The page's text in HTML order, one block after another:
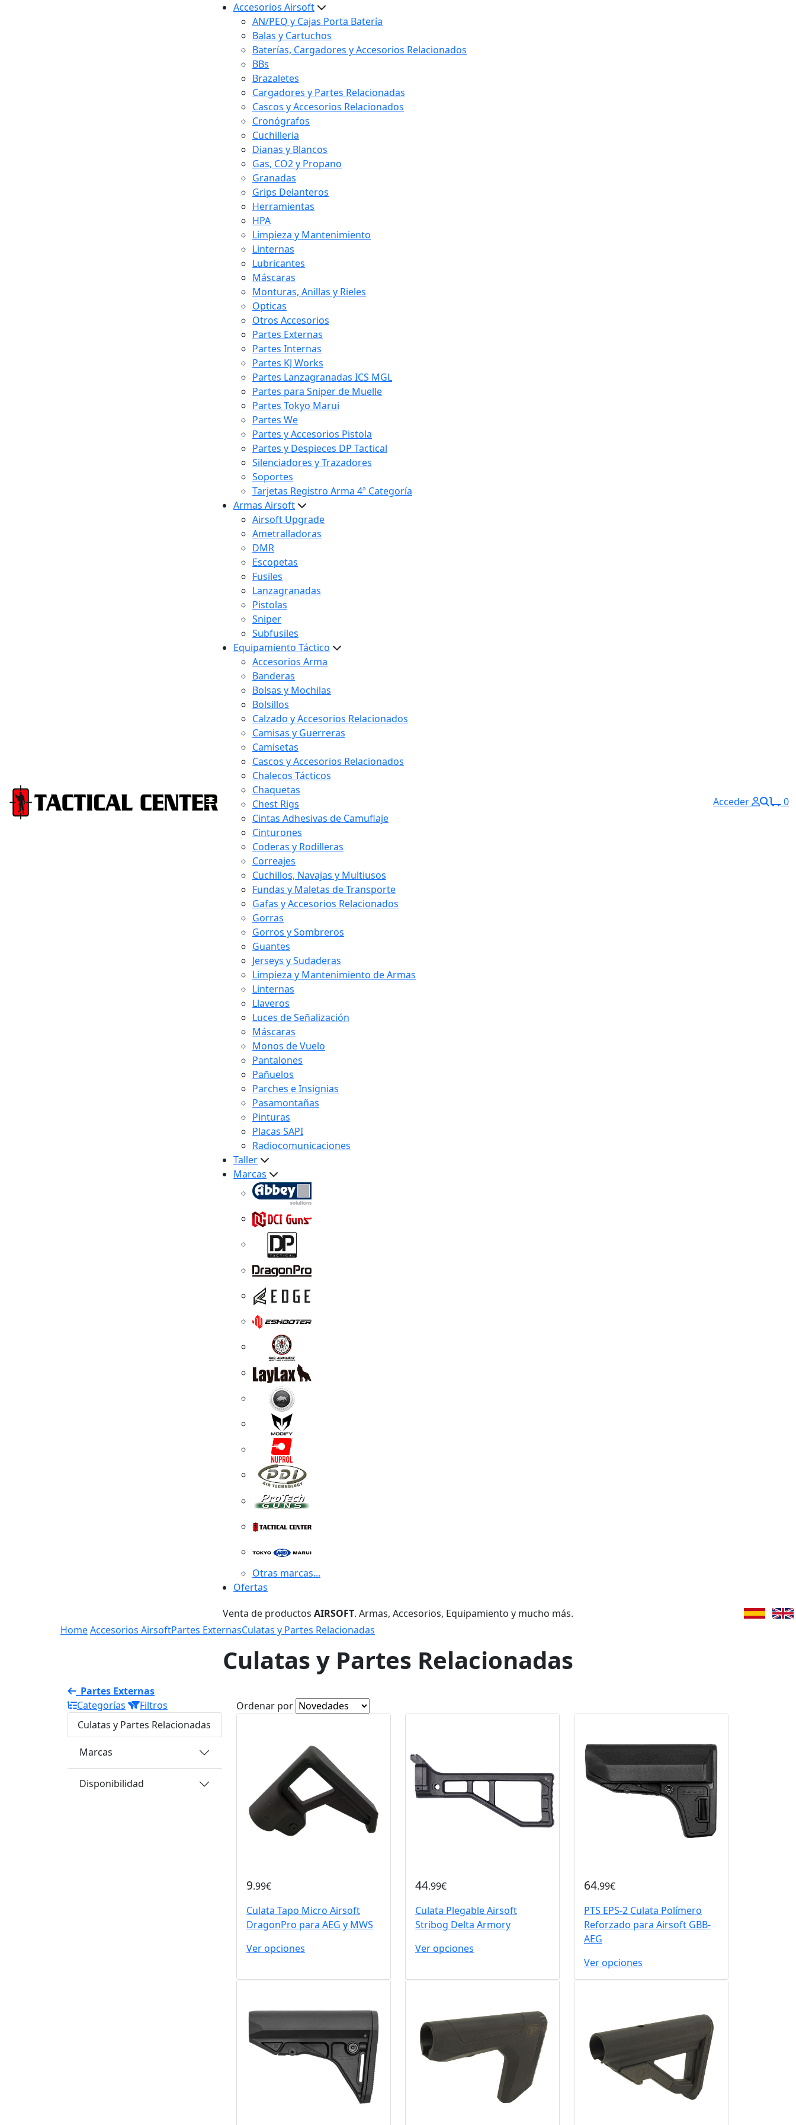
Accesorios Airsoft
AN/PEQ y Cajas Porta Batería
Balas y Cartuchos
Baterías, Cargadores y Accesorios Relacionados
BBs
Brazaletes
Cargadores y Partes Relacionadas
Cascos y Accesorios Relacionados
Cronógrafos
Cuchilleria
Dianas y Blancos
Gas, CO2 y Propano
Granadas
Grips Delanteros
Herramientas
HPA
Limpieza y Mantenimiento
Linternas
Lubricantes
Máscaras
Monturas, Anillas y Rieles
Opticas
Otros Accesorios
Partes Externas
Partes Internas
Partes KJ Works
Partes Lanzagranadas ICS MGL
Partes para Sniper de Muelle
Partes Tokyo Marui
Partes We
Partes y Accesorios Pistola
Partes y Despieces DP Tactical
Silenciadores y Trazadores
Soportes
Tarjetas Registro Arma 4ª Categoría
Armas Airsoft
Airsoft Upgrade
Ametralladoras
DMR
Escopetas
Fusiles
Lanzagranadas
Pistolas
Sniper
Subfusiles
Equipamiento Táctico
Accesorios Arma
Banderas
Bolsas y Mochilas
Bolsillos
Calzado y Accesorios Relacionados
Camisas y Guerreras
Camisetas
Cascos y Accesorios Relacionados
Chalecos Tácticos
Chaquetas
Chest Rigs
Cintas Adhesivas de Camuflaje
Cinturones
Coderas y Rodilleras
Correajes
Cuchillos, Navajas y Multiusos
Fundas y Maletas de Transporte
Gafas y Accesorios Relacionados
Gorras
Gorros y Sombreros
Guantes
Jerseys y Sudaderas
Limpieza y Mantenimiento de Armas
Linternas
Llaveros
Luces de Señalización
Máscaras
Monos de Vuelo
Pantalones
Pañuelos
Parches e Insignias
Pasamontañas
Pinturas
Placas SAPI
Radiocomunicaciones
Taller
Marcas
Otras marcas...
Ofertas
Acceder 0
Venta de productos AIRSOFT. Armas, Accesorios, Equipamiento y mucho más.
HomeAccesorios AirsoftPartes ExternasCulatas y Partes Relacionadas
Culatas y Partes Relacionadas
Partes Externas
Categorías
Filtros
Culatas y Partes Relacionadas
Marcas
Disponibilidad
Ordenar por
9.99€
Culata Tapo Micro Airsoft
DragonPro para AEG y MWS
Ver opciones
44.99€
Culata Plegable Airsoft
Stribog Delta Armory
Ver opciones
64.99€
PTS EPS-2 Culata Polímero
Reforzado para Airsoft GBB-
AEG
Ver opciones